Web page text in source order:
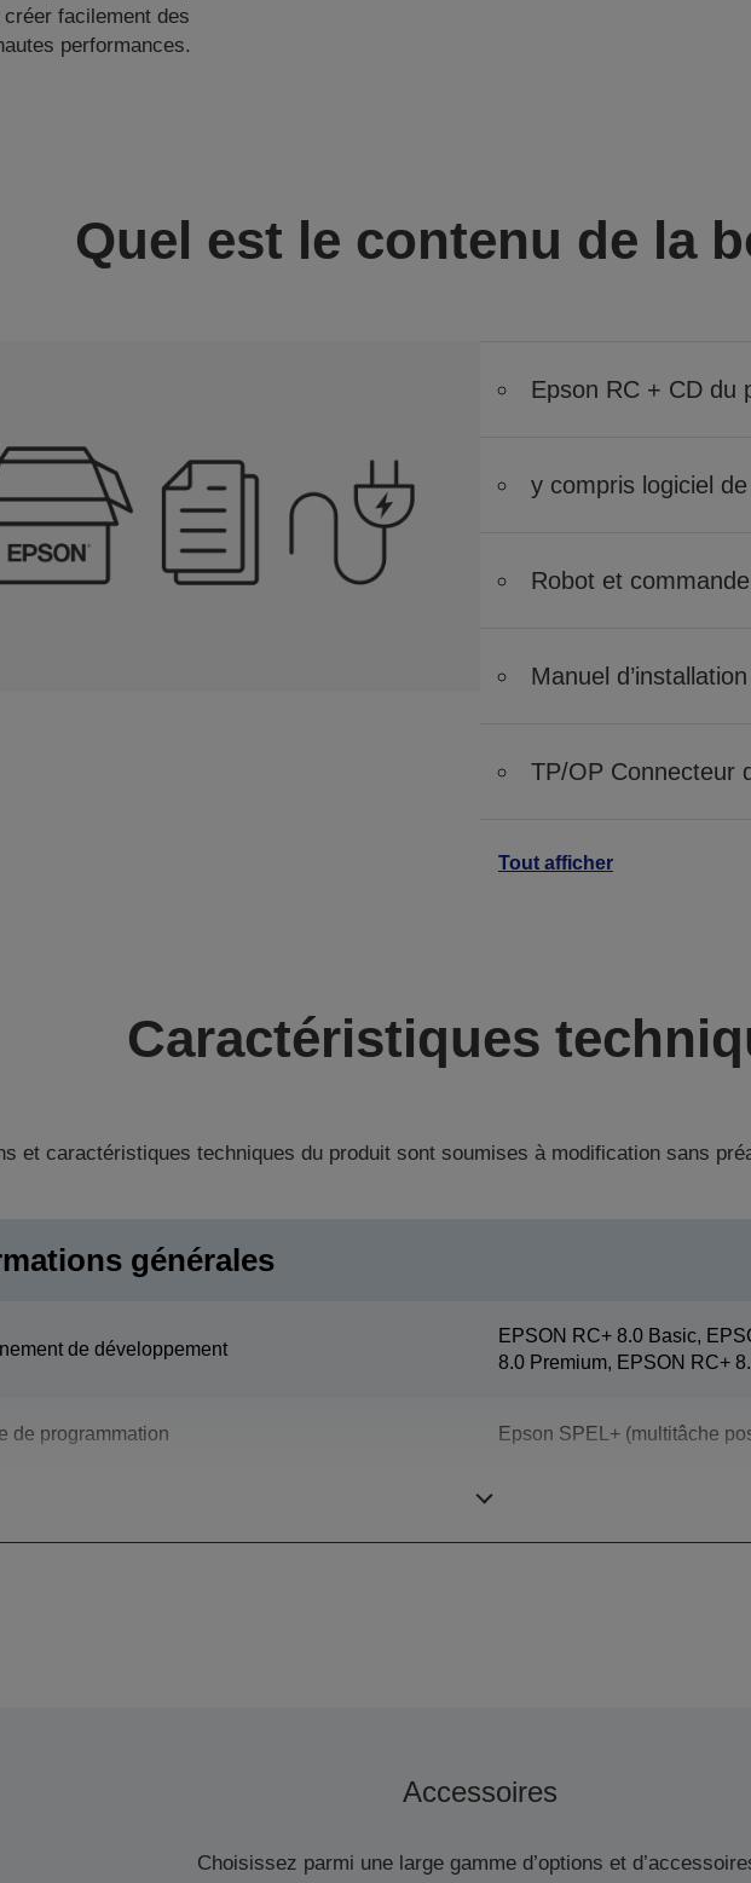
créer facilement des
performances.
Quel est le contenu de la
Epson RC + CD du
y compris logiciel
Robot et
Manuel
TP/OP Connecteur
Tout afficher
Caractéristiques
et caractéristiques techniques du produit sont soumises à modification sans
générales
de développement
EPSON RC+ 8.0 Basic,
8.0 Premium, EPSON RC+
de programmation Epson SPEL+ (multitâche
Accessoires
Choisissez parmi une large gamme d’options et